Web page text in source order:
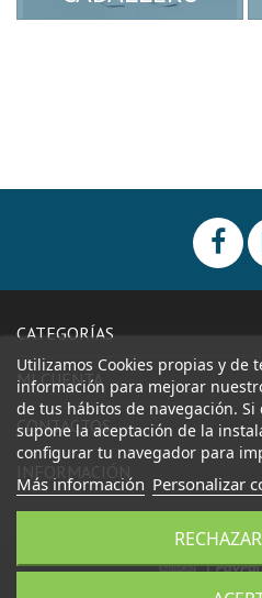
CATEGORÍAS
MI CUENTA
CONTACTOS
INFORMACIÓN
Utilizamos Cookies propias y de
información para mejorar
de tus hábitos de navegación.
supone la aceptación de la
configurar tu navegador para
Más información Personalizar
|